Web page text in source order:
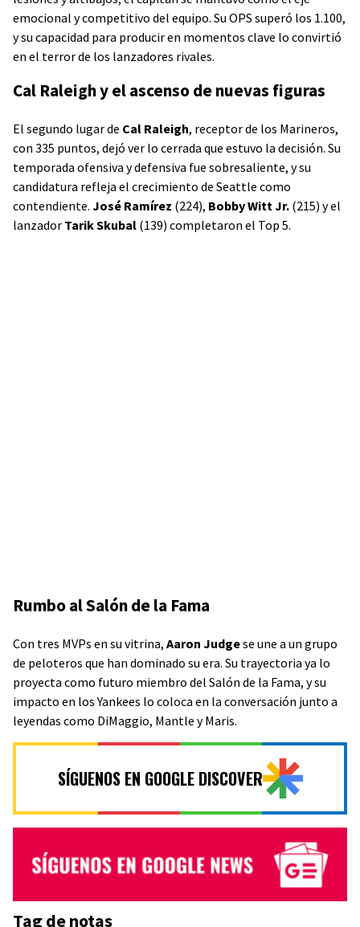
emocional y competitivo del equipo. Su OPS superó los 1.100,
y su capacidad para producir en momentos clave lo convirtió
en el terror de los lanzadores rivales.
Cal Raleigh y el ascenso de nuevas figuras
El segundo lugar de Cal Raleigh, receptor de los Marineros,
con 335 puntos, dejó ver lo cerrada que estuvo la decisión. Su
temporada ofensiva y defensiva fue sobresaliente, y su
candidatura refleja el crecimiento de Seattle como
contendiente. José Ramírez (224), Bobby Witt Jr. (215) y el
lanzador Tarik Skubal (139) completaron el Top 5.
Rumbo al Salón de la Fama
Con tres MVPs en su vitrina, Aaron Judgese une a un grupo
de peloteros que han dominado su era. Su trayectoria ya lo
proyecta como futuro miembro del Salón de la Fama, y su
impacto en los Yankees lo coloca en la conversación junto a
leyendas como DiMaggio, Mantle y Maris.
SÍGUENOS EN GOOGLE DISCOVER
Tag de notas